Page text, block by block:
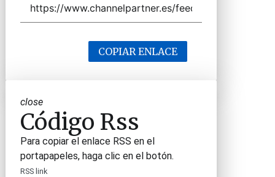
COPIAR ENLACE
close
Código Rss
Para copiar el enlace RSS en el
portapapeles, haga clic en el botón.
RSS link